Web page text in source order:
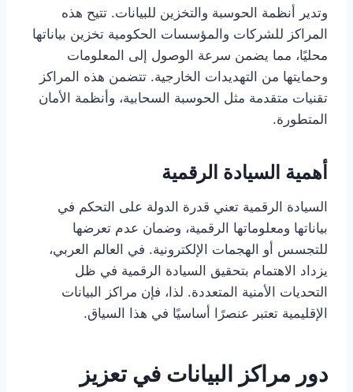
وتدير أنظمة الحوسبة والتخزين للبيانات. تتيح هذه
المراكز للشركات والمؤسسات الحكومية تخزين بياناتها
محليًا، مما يضمن سرعة الوصول إلى المعلومات
وحمايتها من التهديدات الخارجية. تتضمن هذه المراكز
تقنيات متقدمة مثل الحوسبة السحابية، وأنظمة الأمان
المتطورة.
أهمية السيادة الرقمية
السيادة الرقمية تعني قدرة الدولة على التحكم في
بياناتها ومعلوماتها الرقمية، وضمان عدم تعرضها
للتجسس أو الهجمات الإلكترونية. في العالم العربي،
يزداد الاهتمام بتحقيق السيادة الرقمية في ظل
التحديات الأمنية المتعددة. لذا، فإن مراكز البيانات
الإقليمية تعتبر عنصرًا أساسيًا في هذا السياق.
دور مراكز البيانات في تعزيز